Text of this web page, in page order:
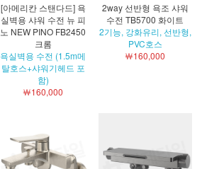
[아메리칸 스탠다드] 욕
실벽용 샤워 수전 뉴 피
노 NEW PINO FB2450
크롬
욕실벽용 수전 (1.5m메
탈호스+샤워기헤드 포
함)
￦160,000
2way 선반형 욕조 샤워
수전 TB5700 화이트
2기능, 강화유리, 선반형,
PVC호스
￦160,000